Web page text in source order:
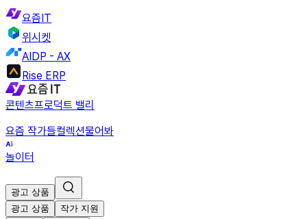
요즘IT
위시켓
AIDP - AX
Rise ERP
콘텐츠프로덕트 밸리
요즘 작가들컬렉션물어봐
놀이터
광고 상품
광고 상품
작가 지원